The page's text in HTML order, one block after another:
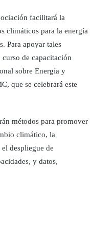
facilitará la
climáticos para la energía
Para apoyar tales
de capacitación
sobre Energía y
que se celebrará este
métodos para promover
climático, la
despliegue de
y datos,